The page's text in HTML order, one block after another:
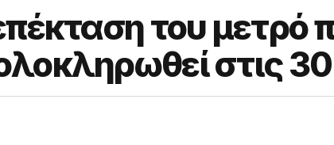
του μετρό
στις